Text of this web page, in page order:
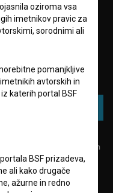
za zbiranje, hrambo in
oziroma vsa
imetnikov pravic za
sorodnimi ali
pomanjkljive
avtorskih in
katerih portal BSF
BSF prizadeva,
ali kako drugače
ažurne in redno